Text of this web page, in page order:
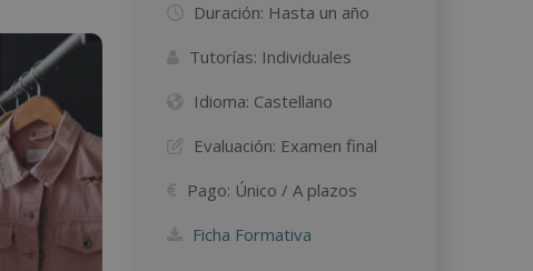
Duración: Hasta un año
Tutorías: Individuales
Idioma: Castellano
Evaluación: Examen final
Pago: Único / A plazos
Ficha Formativa